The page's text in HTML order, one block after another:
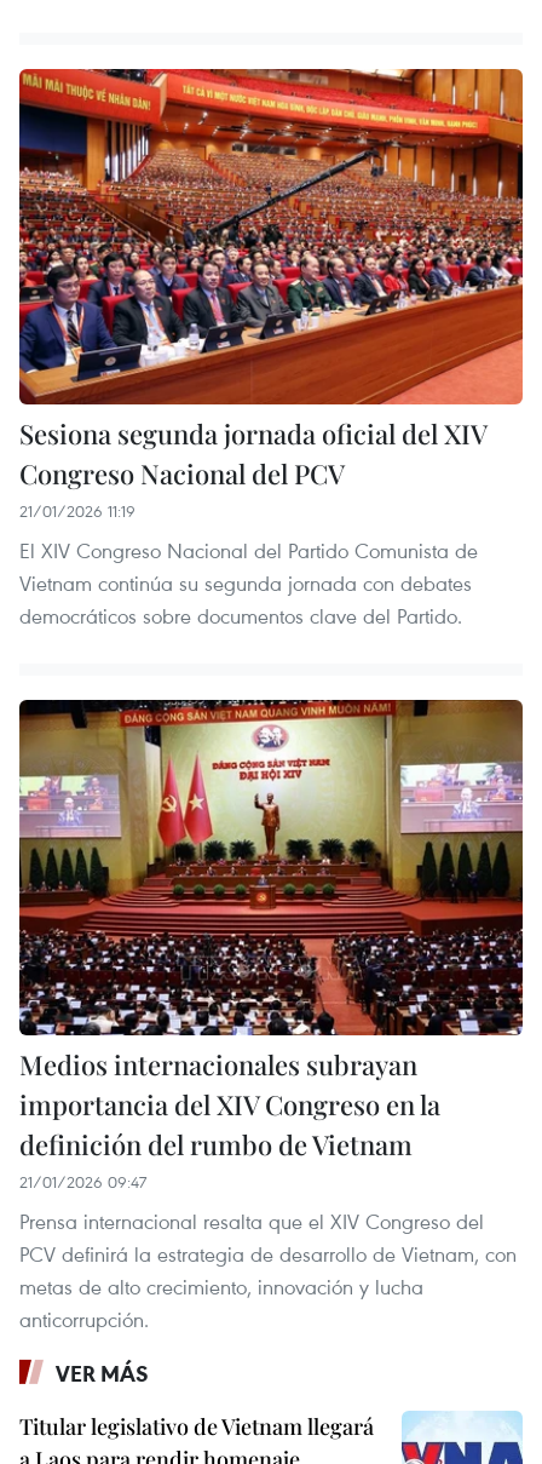
Sesiona segunda jornada oficial del XIV
Congreso Nacional del PCV
21/01/2026 11:19
El XIV Congreso Nacional del Partido Comunista de
Vietnam continúa su segunda jornada con debates
democráticos sobre documentos clave del Partido.
Medios internacionales subrayan
importancia del XIV Congreso en la
definición del rumbo de Vietnam
21/01/2026 09:47
Prensa internacional resalta que el XIV Congreso del
PCV definirá la estrategia de desarrollo de Vietnam, con
metas de alto crecimiento, innovación y lucha
anticorrupción.
VER MÁS
Titular legislativo de Vietnam llegará